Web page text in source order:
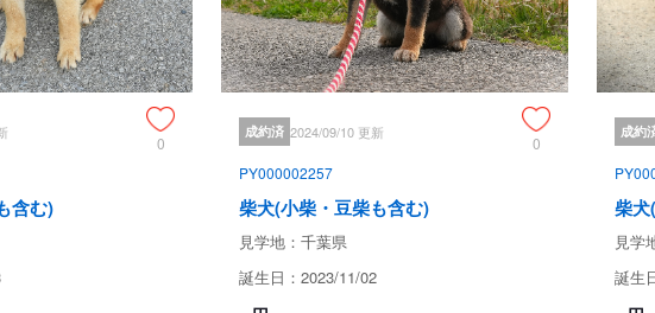
引き渡し時期についての注意事項
動物愛護法により、生後56日以下の子犬の引き渡しは
お引き渡し日はブリーダーとご相談のうえ、生後57日
また天然記念物として指定されている日本犬種（柴犬
道犬、四国犬）に限り生後49日を経過していれば販売
措置が設けられています。
お迎えにあたっての注意事項
子犬のお迎えにあたっては、2020年6月1日より改正さ
0
含む)
成約済 2024/09/10 更新
0
PY000002257
柴犬(小柴・豆柴も含む)
見学地：千葉県
誕生日：2023/11/02
成約
柴
見学
誕生